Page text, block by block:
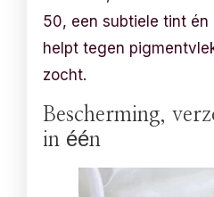
50, een subtiele tint én
helpt tegen
zocht.
Bescherming,
in één